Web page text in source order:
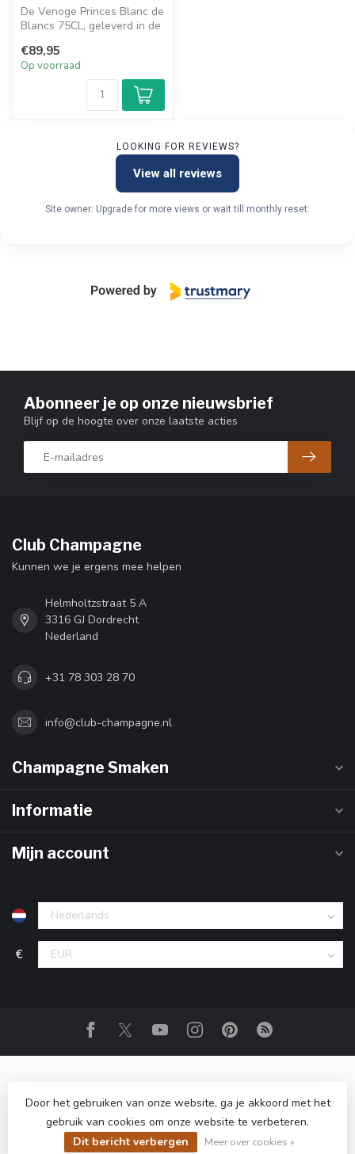
De Venoge Princes Blanc de
Blancs 75CL, geleverd in de
€89,95
Op voorraad
LOOKING FOR REVIEWS?
View all reviews
Site owner: Upgrade for more views or wait till monthly reset.
Abonneer je op onze nieuwsbrief
Blijf op de hoogte over onze laatste acties
Club Champagne
Kunnen we je ergens mee helpen
Helmholtzstraat 5 A
3316 GJ Dordrecht
Nederland
+31 78 303 28 70
info@club-champagne.nl
Champagne Smaken
Informatie
Mijn account
€
© Copyright 2026 Club Champagne- Powered byLightspeed
Lightspeed designby Dyvelopment
Door het gebruiken van onze website, ga je akkoord met het
gebruik van cookies om onze website te verbeteren.
Dit bericht verbergen
Meer over cookies »